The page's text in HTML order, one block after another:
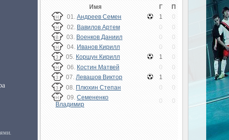
Имя Г П
Н 01. Андреев Семен 1 0
Н 02. Вавилов Артем 0 0
В 03. Военков Даниил 0 0
Н 04. Иванов Кирилл 0 0
З 05. Коршун Кирилл 1 0
Н 06. Костин Матвей 0 0
З 07. Левашов Виктор 1 0
З 08. Плюхин Степан 0 0
Н 09. Семененко
Владимир
0 0